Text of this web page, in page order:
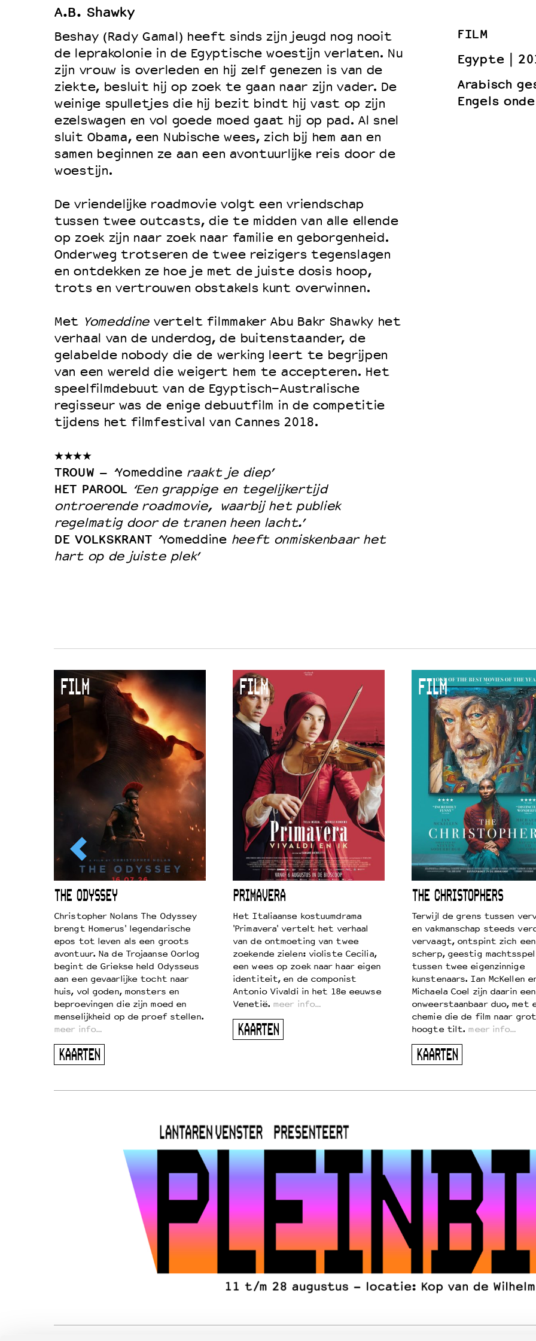
Duurzaamheid
Culturele boycot Israël
Ruimte voor artistieke vrijheid – VNPF
A.B. Shawky
Beshay (Rady Gamal) heeft sinds zijn jeugd nog nooit
de leprakolonie in de Egyptische woestijn verlaten. Nu
zijn vrouw is overleden en hij zelf genezen is van de
ziekte, besluit hij op zoek te gaan naar zijn vader. De
weinige spulletjes die hij bezit bindt hij vast op zijn
ezelswagen en vol goede moed gaat hij op pad. Al snel
sluit Obama, een Nubische wees, zich bij hem aan en
samen beginnen ze aan een avontuurlijke reis door de
woestijn.
De vriendelijke roadmovie volgt een vriendschap
tussen twee outcasts, die te midden van alle ellende
op zoek zijn naar zoek naar familie en geborgenheid.
Onderweg trotseren de twee reizigers tegenslagen
en ontdekken ze hoe je met de juiste dosis hoop,
trots en vertrouwen obstakels kunt overwinnen.
Met Yomeddinevertelt filmmaker Abu Bakr Shawky het
verhaal van de underdog, de buitenstaander, de
gelabelde nobody die de werking leert te begrijpen
van een wereld die weigert hem te accepteren. Het
speelfilmdebuut van de Egyptisch-Australische
regisseur was de enige debuutfilm in de competitie
tijdens het filmfestival van Cannes 2018.
★★★★
TROUW – ‘Yomeddine raakt je diep’
HET PAROOL ‘Een grappige en tegelijkertijd
ontroerende roadmovie, waarbij het publiek
regelmatig door de tranen heen lacht.’
DE VOLKSKRANT ‘Yomeddine heeft onmiskenbaar het
hart op de juiste plek’
FILM
Egypte
Arabisch
Engels
FILM
THE ODYSSEY
Christopher Nolans The Odyssey
brengt Homerus' legendarische
epos tot leven als een groots
avontuur. Na de Trojaanse Oorlog
begint de Griekse held Odysseus
aan een gevaarlijke tocht naar
huis, vol goden, monsters en
beproevingen die zijn moed en
menselijkheid op de proef stellen.
meer info…
KAARTEN
FILM
PRIMAVERA
Het Italiaanse kostuumdrama
'Primavera' vertelt het verhaal
van de ontmoeting van twee
zoekende zielen: violiste Cecilia,
een wees op zoek naar haar eigen
identiteit, en de componist
Antonio Vivaldi in het 18e eeuwse
Venetië. meer info…
KAARTEN
FILM
THE CHRISTOPHERS
Terwijl de grens tussen
en vakmanschap steeds
vervaagt, ontspint zich een
scherp, geestig machtsspel
tussen twee eigenzinnige
kunstenaars. Ian McKellen
Michaela Coel zijn daarin een
onweerstaanbaar duo, met
chemie die de film naar
hoogte tilt. meer info…
KAARTEN